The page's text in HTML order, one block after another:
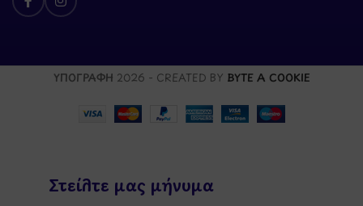
ΥΠΟΓΡΑΦΗ 2026 - CREATED BY BYTE A COOKIE
Στείλτε μας μήνυμα